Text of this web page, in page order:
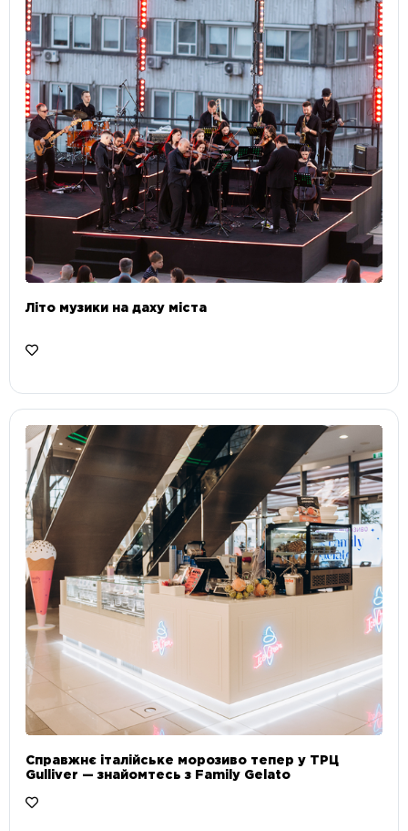
Літо музики на даху міста
Справжнє італійське морозиво тепер у ТРЦ
Gulliver — знайомтесь з Family Gelato